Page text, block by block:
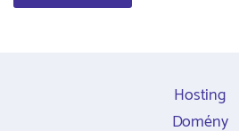
Hosting
Domény